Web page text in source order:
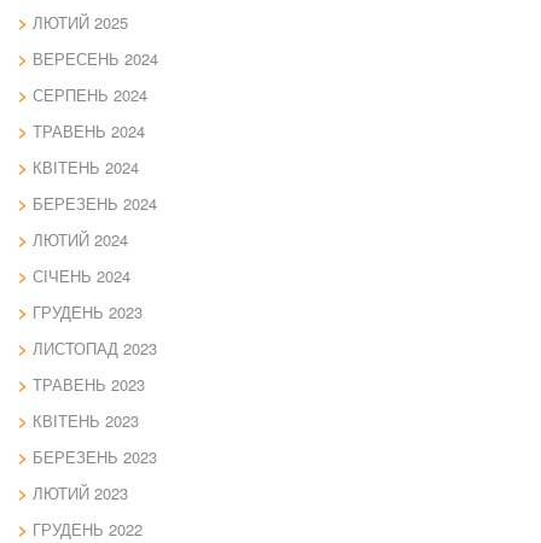
ЛЮТИЙ 2025
ВЕРЕСЕНЬ 2024
СЕРПЕНЬ 2024
ТРАВЕНЬ 2024
КВІТЕНЬ 2024
БЕРЕЗЕНЬ 2024
ЛЮТИЙ 2024
СІЧЕНЬ 2024
ГРУДЕНЬ 2023
ЛИСТОПАД 2023
ТРАВЕНЬ 2023
КВІТЕНЬ 2023
БЕРЕЗЕНЬ 2023
ЛЮТИЙ 2023
ГРУДЕНЬ 2022